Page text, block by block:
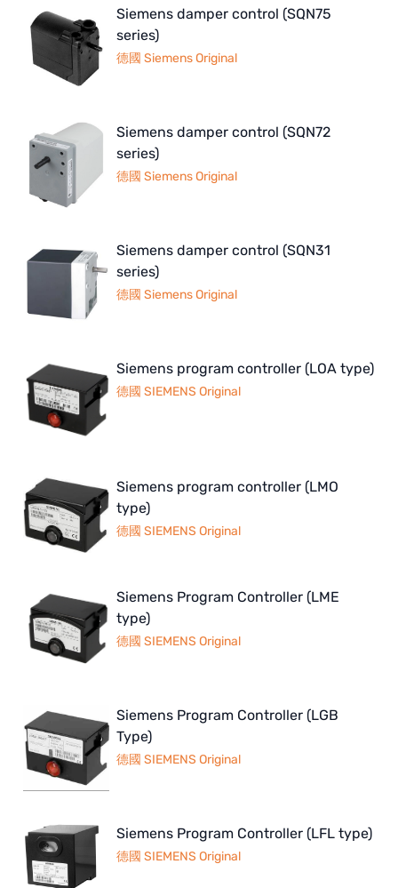
Siemens damper control (SQN75
series)
德國 Siemens Original
Siemens damper control (SQN72
series)
德國 Siemens Original
Siemens damper control (SQN31
series)
德國 Siemens Original
Siemens program controller (LOA type)
德國 SIEMENS Original
Siemens program controller (LMO
type)
德國 SIEMENS Original
Siemens Program Controller (LME
type)
德國 SIEMENS Original
Siemens Program Controller (LGB
Type)
德國 SIEMENS Original
Siemens Program Controller (LFL type)
德國 SIEMENS Original